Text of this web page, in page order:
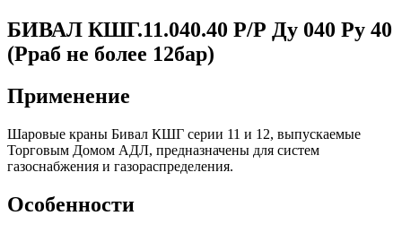
БИВАЛ КШГ.11.040.40 Р/Р Ду 040 Ру 40
(Рраб не более 12бар)
Применение
Шаровые краны Бивал КШГ серии 11 и 12, выпускаемые
Торговым Домом АДЛ, предназначены для систем
газоснабжения и газораспределения.
Особенности